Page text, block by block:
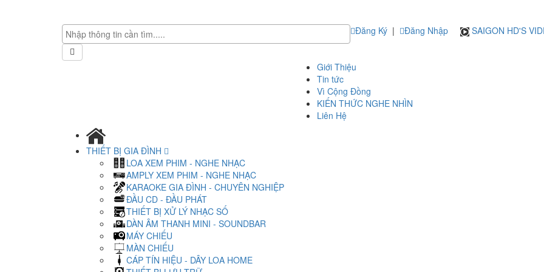
Đăng Ký | Đăng Nhập SAIGON HD'S
Giới Thiệu
Tin tức
Vì Cộng Đồng
KIẾN THỨC NGHE NHÌN
Liên Hệ
THIẾT BỊ GIA ĐÌNH
LOA XEM PHIM - NGHE NHẠC
AMPLY XEM PHIM - NGHE NHẠC
KARAOKE GIA ĐÌNH - CHUYÊN NGHIỆP
ĐẦU CD - ĐẦU PHÁT
THIẾT BỊ XỬ LÝ NHẠC SỐ
DÀN ÂM THANH MINI - SOUNDBAR
MÁY CHIẾU
MÀN CHIẾU
CÁP TÍN HIỆU - DÂY LOA HOME